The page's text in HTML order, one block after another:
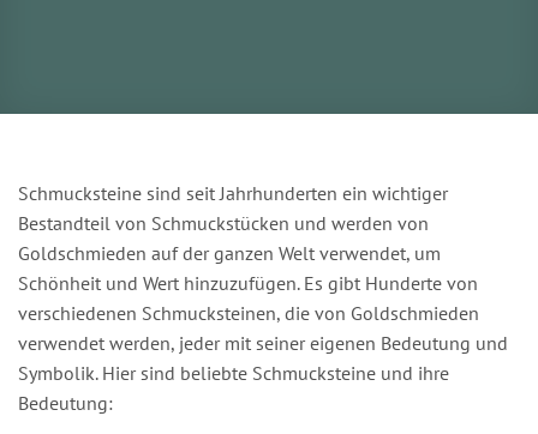
Schmucksteine sind seit Jahrhunderten ein wichtiger
Bestandteil von Schmuckstücken und werden von
Goldschmieden auf der ganzen Welt verwendet, um
Schönheit und Wert hinzuzufügen. Es gibt Hunderte von
verschiedenen Schmucksteinen, die von Goldschmieden
verwendet werden, jeder mit seiner eigenen Bedeutung und
Symbolik. Hier sind beliebte Schmucksteine und ihre
Bedeutung: